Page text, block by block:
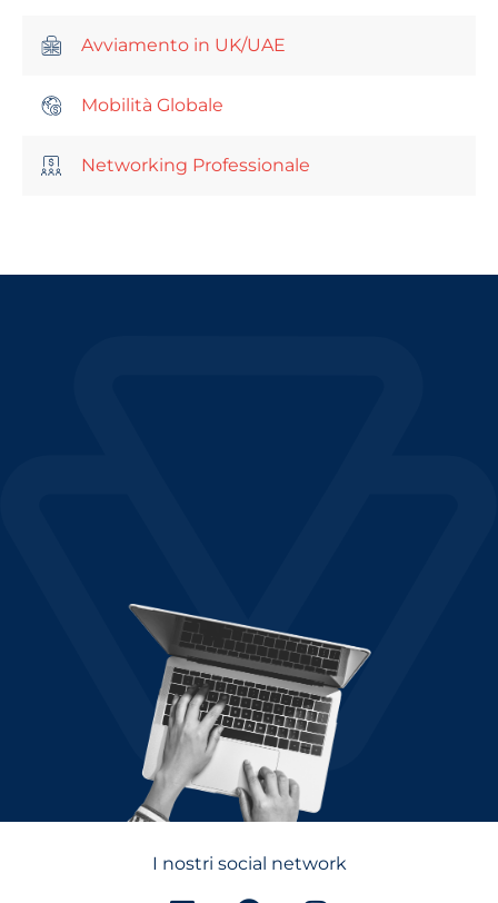
Avviamento in UK/UAE
Mobilità Globale
Networking Professionale
I nostri social network